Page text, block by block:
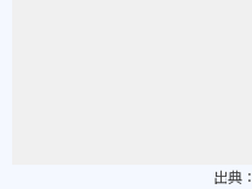
出典：